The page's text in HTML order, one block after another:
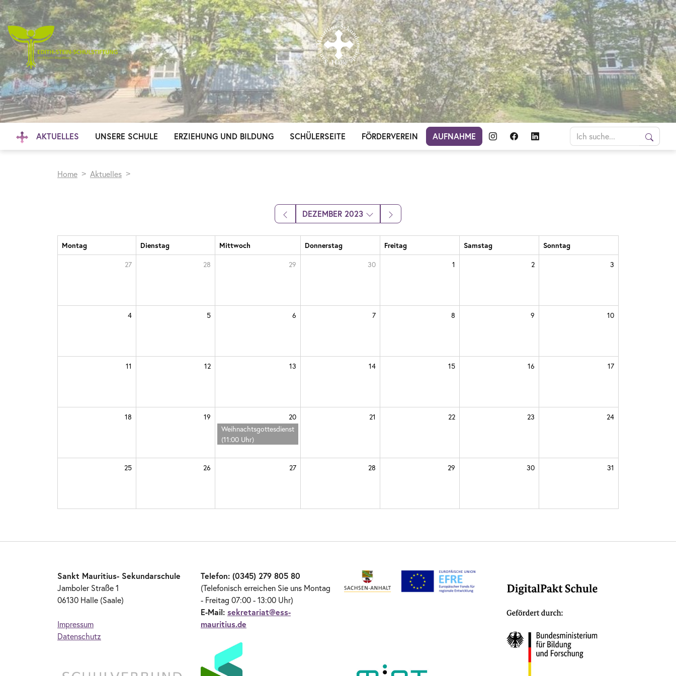
AKTUELLES UNSERE SCHULE ERZIEHUNG UND BILDUNG SCHÜLERSEITE FÖRDERVEREIN AUFNAHME
Home Aktuelles
DEZEMBER 2023
Montag Dienstag Mittwoch Donnerstag Freitag Samstag
Sonntag
27
28 29 30 1 2 3
4 5 6 7 8 9 10
11 12 13 14 15 16 17
18 19
20
Weihnachtsgottesdienst
(11:00 Uhr)
21 22 23 24
25 26 27 28 29 30 31
Sankt Mauritius- Sekundarschule
Jamboler Straße 1
06130 Halle (Saale)
Impressum
Datenschutz
Telefon: (0345) 279 805 80
(Telefonisch erreichen Sie uns Montag
- Freitag 07:00 - 13:00 Uhr)
E-Mail: sekretariat@ess-
mauritius.de